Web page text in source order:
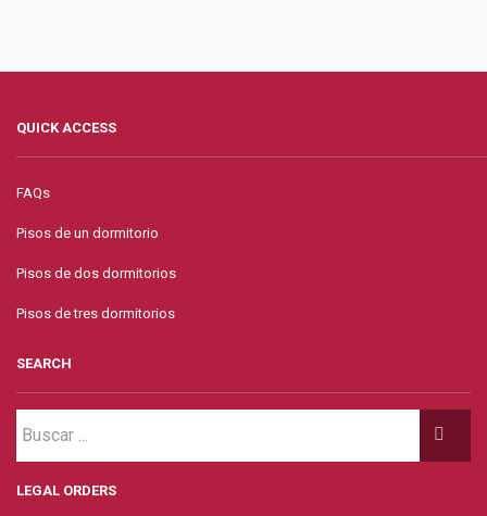
QUICK ACCESS
FAQs
Pisos de un dormitorio
Pisos de dos dormitorios
Pisos de tres dormitorios
SEARCH
LEGAL ORDERS